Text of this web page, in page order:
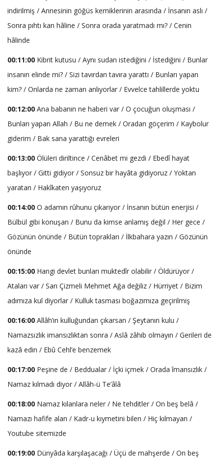
indirilmiş / Annesinin göğüs kemiklerinin arasında / İnsanın aslı /
Sonra pıhtı kan hâline / Sonra orada yaratmadı mı? / Cenin
hâlinde
00:11:00 Kibrit kutusu / Aynı sudan istediğini / İstediğini / Bunlar
insanın elinde mi? / Sizi tavırdan tavıra yarattı / Bunları yapan
kim? / Onlarda ne zaman anlıyorlar / Evvelce tahlillerde yoktu
00:12:00 Ana babanın ne haberi var / O çocuğun oluşması /
Bunları yapan Allah / Bu ne demek / Oradan göçerim / Kaybolur
giderim / Bak sana yarattığı evreleri
00:13:00 Ölüleri diriltince / Cenâbet mi gezdi / Ebedî hayat
başlıyor / Gitti gidiyor / Sonsuz bir hayâta gidiyoruz / Yoktan
yaratan / Hakîkaten yaşıyoruz
00:14:00 O adamın rûhunu çıkarıyor / İnsanın bütün enerjisi /
Bülbül gibi konuşan / Bunu da kimse anlamış değil / Her gece /
Gözünün önünde / Bütün toprakları / İlkbahara yazın / Gözünün
önünde
00:15:00 Hangi devlet bunları muktedîr olabilir / Öldürüyor /
Ataları var / Sarı Çizmeli Mehmet Ağa değiliz / Hürriyet / Bizim
adımıza kul diyorlar / Kulluk tasması boğazımıza geçirilmiş
00:16:00 Allâh’ın kulluğundan çıkarsan / Şeytanın kulu /
Namazsızlık imansızlıktan sonra / Aslâ zâhib olmayın / Gerileri de
kazâ edin / Ebû Cehl’e benzemek
00:17:00 Peşine de / Beddualar / İçki içmek / Orada îmansızlık /
Namaz kılmadı diyor / Allâh-ü Te’âlâ
00:18:00 Namaz kılanlara neler / Ne tehditler / On beş belâ /
Namazı hafife alan / Kadr-u kıymetini bilen / Hiç kılmayan /
Youtube sitemizde
00:19:00 Dünyâda karşılaşacağı / Üçü de mahşerde / On beş